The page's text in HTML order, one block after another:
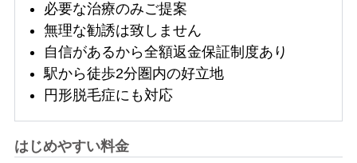
必要な治療のみご提案
無理な勧誘は致しません
自信があるから全額返金保証制度あり
駅から徒歩2分圏内の好立地
円形脱毛症にも対応
はじめやすい料金